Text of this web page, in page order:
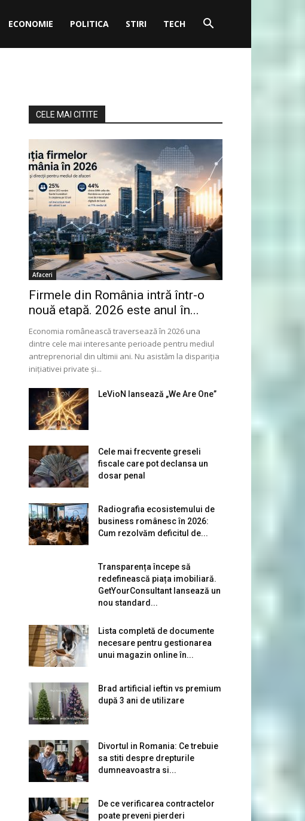
ECONOMIE POLITICA STIRI TECH
CELE MAI CITITE
Afaceri
Firmele din România intră într-o
nouă etapă. 2026 este anul în...
Economia românească traversează în 2026 una
dintre cele mai interesante perioade pentru mediul
antreprenorial din ultimii ani. Nu asistăm la dispariția
inițiativei private și...
LeVioN lansează „We Are One”
Cele mai frecvente greseli
fiscale care pot declansa un
dosar penal
Radiografia ecosistemului de
business românesc în 2026:
Cum rezolvăm deficitul de...
Transparența începe să
redefinească piața imobiliară.
GetYourConsultant lansează un
nou standard...
Lista completă de documente
necesare pentru gestionarea
unui magazin online în...
Brad artificial ieftin vs premium
după 3 ani de utilizare
Divortul in Romania: Ce trebuie
sa stiti despre drepturile
dumneavoastra si...
De ce verificarea contractelor
poate preveni pierderi